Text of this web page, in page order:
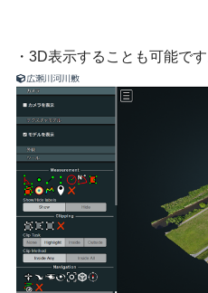
・3D表示することも可能です